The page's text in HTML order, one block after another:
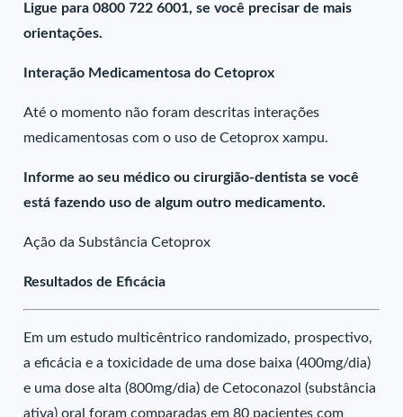
Ligue para 0800 722 6001, se você precisar de mais
orientações.
Interação Medicamentosa do Cetoprox
Até o momento não foram descritas interações
medicamentosas com o uso de Cetoprox xampu.
Informe ao seu médico ou cirurgião-dentista se você
está fazendo uso de algum outro medicamento.
Ação da Substância Cetoprox
Resultados de Eficácia
Em um estudo multicêntrico randomizado, prospectivo,
a eficácia e a toxicidade de uma dose baixa (400mg/dia)
e uma dose alta (800mg/dia) de Cetoconazol (substância
ativa) oral foram comparadas em 80 pacientes com